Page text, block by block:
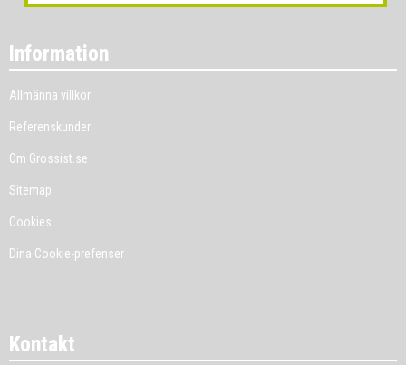
Information
Allmänna villkor
Referenskunder
Om Grossist.se
Sitemap
Cookies
Dina Cookie-prefenser
Kontakt